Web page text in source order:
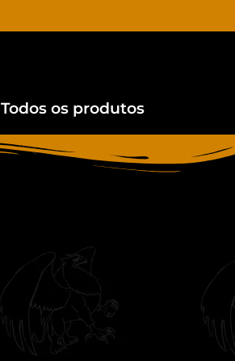
Todos os produtos